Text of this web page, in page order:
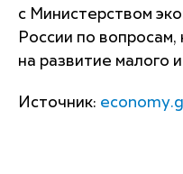
с Министерством
России по
на развитие малого
Источник: